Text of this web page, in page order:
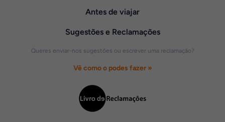
Antes de viajar
Sugestões e Reclamações
Queres enviar-nos sugestões ou escrever uma reclamação?
Vê como o podes fazer »